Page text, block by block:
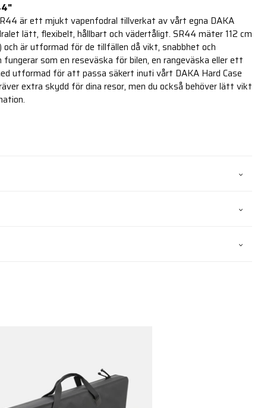
är ett mjukt vapenfodral tillverkat av vårt egna DAKA
lätt, flexibelt, hållbart och vädertåligt. SR44 mäter 112 cm
och är utformad för de tillfällen då vikt, snabbhet och
som en reseväska för bilen, en rangeväska eller ett
utformad för att passa säkert inuti vårt DAKA Hard Case
extra skydd för dina resor, men du också behöver lätt vikt